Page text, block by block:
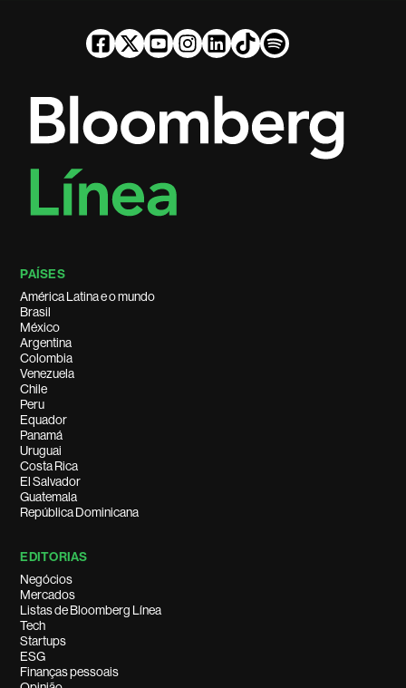
PAÍSES
América Latina e o mundo
Brasil
México
Argentina
Colombia
Venezuela
Chile
Peru
Equador
Panamá
Uruguai
Costa Rica
El Salvador
Guatemala
República Dominicana
EDITORIAS
Negócios
Mercados
Listas de Bloomberg Línea
Tech
Startups
ESG
Finanças pessoais